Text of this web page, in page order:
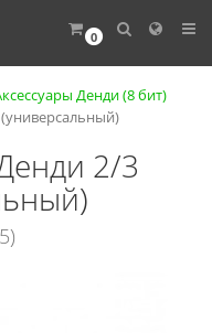
0
Денди (8 бит)
2/3